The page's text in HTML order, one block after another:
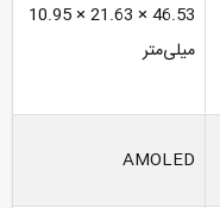
46.53 × 21.63 × 10.95
میلی‌متر
AMOLED